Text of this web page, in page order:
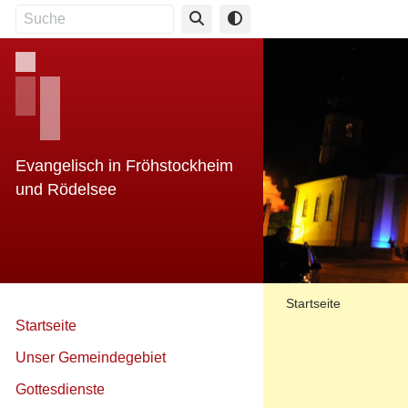
Direkt
Inhalt
Evangelisch in Fröhstockheim
und Rödelsee
Startseite
Unser Gemeindegebiet
Gottesdienste
Startseite